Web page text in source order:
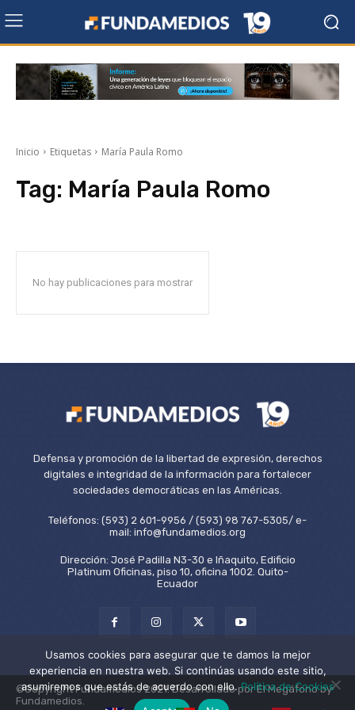
Inicio Etiquetas María Paula Romo
Tag: María Paula Romo
No hay publicaciones para mostrar
Defensa y promoción de la libertad de expresión, derechos
digitales e integridad de la información para fortalecer
sociedades democráticas en las Américas.
Teléfonos: (593) 2 601-9956 / (593) 98 767-5305/ e-
mail: info@fundamedios.org
Dirección: José Padilla N3-30 e Iñaquito, Edificio
Platinum Oficinas, piso 10, oficina 1002. Quito-
Ecuador
©Copyright Fundamedios 2021. Desarrollado por El Megáfono by
Fundamedios.
Usamos cookies para asegurar que te damos la mejor
experiencia en nuestra web. Si continúas usando este sitio,
asumiremos que estás de acuerdo con ello.Política de Cookies